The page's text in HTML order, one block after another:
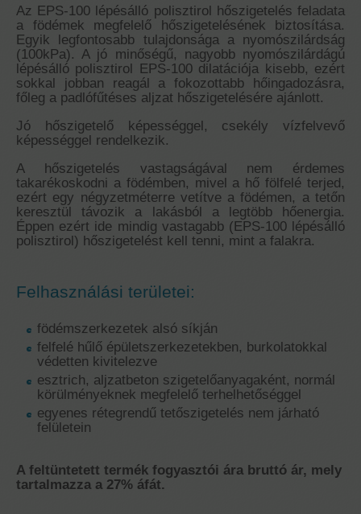
Az EPS-100 lépésálló polisztirol hőszigetelés feladata
a födémek megfelelő hőszigetelésének biztosítása.
Egyik legfontosabb tulajdonsága a nyomószilárdság
(100kPa). A jó minőségű, nagyobb nyomószilárdágú
lépésálló polisztirol EPS-100 dilatációja kisebb, ezért
sokkal jobban reagál a fokozottabb hőingadozásra,
főleg a padlófűtéses aljzat hőszigetelésére ajánlott.
Jó hőszigetelő képességgel, csekély vízfelvevő
képességgel rendelkezik.
A hőszigetelés vastagságával nem érdemes
takarékoskodni a födémben, mivel a hő fölfelé terjed,
ezért egy négyzetméterre vetítve a födémen, a tetőn
keresztül távozik a lakásból a legtöbb hőenergia.
Éppen ezért ide mindig vastagabb (EPS-100 lépésálló
polisztirol) hőszigetelést kell tenni, mint a falakra.
Felhasználási területei:
födémszerkezetek alsó síkján
felfelé hűlő épületszerkezetekben, burkolatokkal
védetten kivitelezve
esztrich, aljzatbeton szigetelőanyagaként, normál
körülményeknek megfelelő terhelhetőséggel
egyenes rétegrendű tetőszigetelés nem járható
felületein
A feltüntetett termék fogyasztói ára bruttó ár, mely
tartalmazza a 27% áfát.